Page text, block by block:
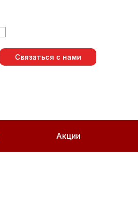
Связаться с нами
Акции